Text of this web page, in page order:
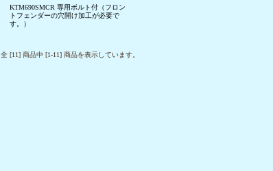
KTM690SMCR 専用ボルト付（フロン
トフェンダーの穴開け加工が必要で
す。）
全 [11] 商品中 [1-11] 商品を表示しています。